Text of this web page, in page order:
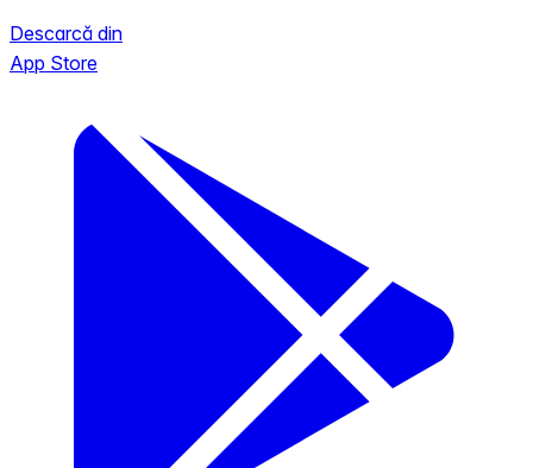
Descarcă din
App Store